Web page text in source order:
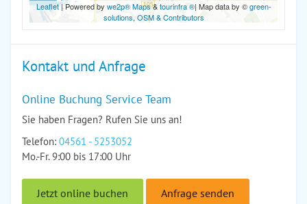
Leaflet| Powered by we2p® Maps&tourinfra ®| Map data by ©green-
solutions, OSM & Contributors
Kontakt und Anfrage
Online Buchung Service Team
Sie haben Fragen? Rufen Sie uns an!
Telefon: 04561 - 5253052
Mo.-Fr. 9:00 bis 17:00 Uhr
Jetzt online buchen Anfrage senden